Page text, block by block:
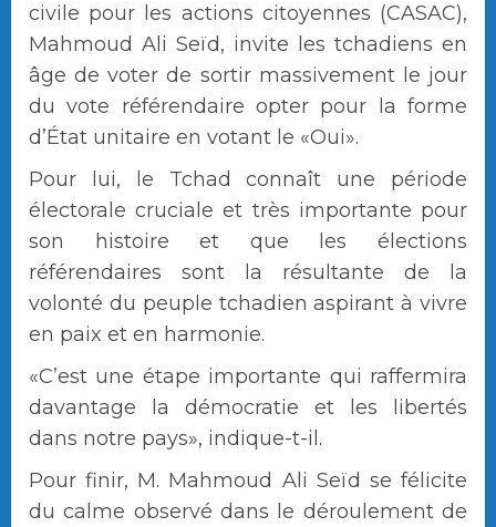
civile pour les actions citoyennes (CASAC),
Mahmoud Ali Seïd, invite les tchadiens en
âge de voter de sortir massivement le jour
du vote référendaire opter pour la forme
d’État unitaire en votant le «Oui».
Pour lui, le Tchad connaît une période
électorale cruciale et très importante pour
son histoire et que les élections
référendaires sont la résultante de la
volonté du peuple tchadien aspirant à vivre
en paix et en harmonie.
«C’est une étape importante qui raffermira
davantage la démocratie et les libertés
dans notre pays», indique-t-il.
Pour finir, M. Mahmoud Ali Seïd se félicite
du calme observé dans le déroulement de